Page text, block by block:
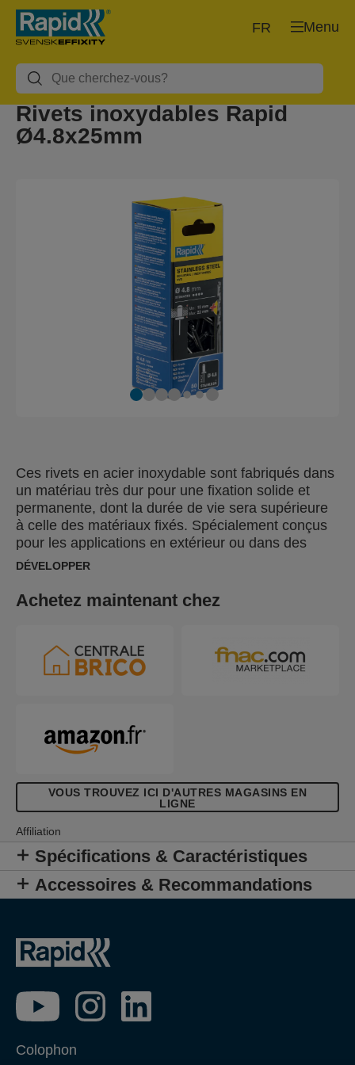
Menu
FR
Rivets inoxydables Rapid
Ø4.8x25mm
Ces rivets en acier inoxydable sont fabriqués dans
un matériau très dur pour une fixation solide et
permanente, dont la durée de vie sera supérieure
à celle des matériaux fixés. Spécialement conçus
pour les applications en extérieur ou dans des
environnements humides, ces rivets sont parfaits
pose de garde-boue, l'utilisation dans les abris de
à la bonne taille est inclus dans chaque blister.
DÉVELOPPER
Achetez maintenant chez
VOUS TROUVEZ ICI D'AUTRES MAGASINS EN
LIGNE
Affiliation
Spécifications & Caractéristiques
Accessoires & Recommandations
Colophon